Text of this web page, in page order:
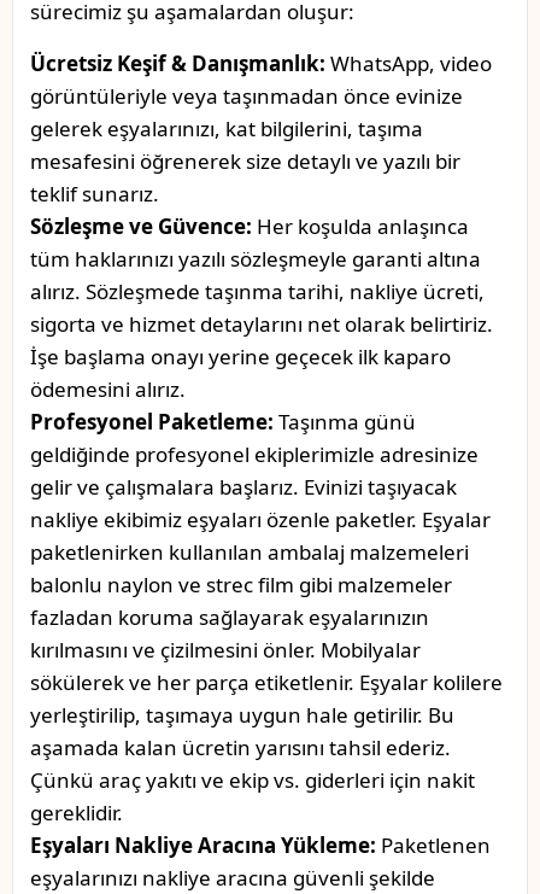
sürecimiz şu aşamalardan oluşur:
Ücretsiz Keşif & Danışmanlık: WhatsApp, video
görüntüleriyle veya taşınmadan önce evinize
gelerek eşyalarınızı, kat bilgilerini, taşıma
mesafesini öğrenerek size detaylı ve yazılı bir
teklif sunarız.
Sözleşme ve Güvence: Her koşulda anlaşınca
tüm haklarınızı yazılı sözleşmeyle garanti altına
alırız. Sözleşmede taşınma tarihi, nakliye ücreti,
sigorta ve hizmet detaylarını net olarak belirtiriz.
İşe başlama onayı yerine geçecek ilk kaparo
ödemesini alırız.
Profesyonel Paketleme: Taşınma günü
geldiğinde profesyonel ekiplerimizle adresinize
gelir ve çalışmalara başlarız. Evinizi taşıyacak
nakliye ekibimiz eşyaları özenle paketler. Eşyalar
paketlenirken kullanılan ambalaj malzemeleri
balonlu naylon ve strec film gibi malzemeler
fazladan koruma sağlayarak eşyalarınızın
kırılmasını ve çizilmesini önler. Mobilyalar
sökülerek ve her parça etiketlenir. Eşyalar kolilere
yerleştirilip, taşımaya uygun hale getirilir. Bu
aşamada kalan ücretin yarısını tahsil ederiz.
Çünkü araç yakıtı ve ekip vs. giderleri için nakit
gereklidir.
Eşyaları Nakliye Aracına Yükleme: Paketlenen
eşyalarınızı nakliye aracına güvenli şekilde